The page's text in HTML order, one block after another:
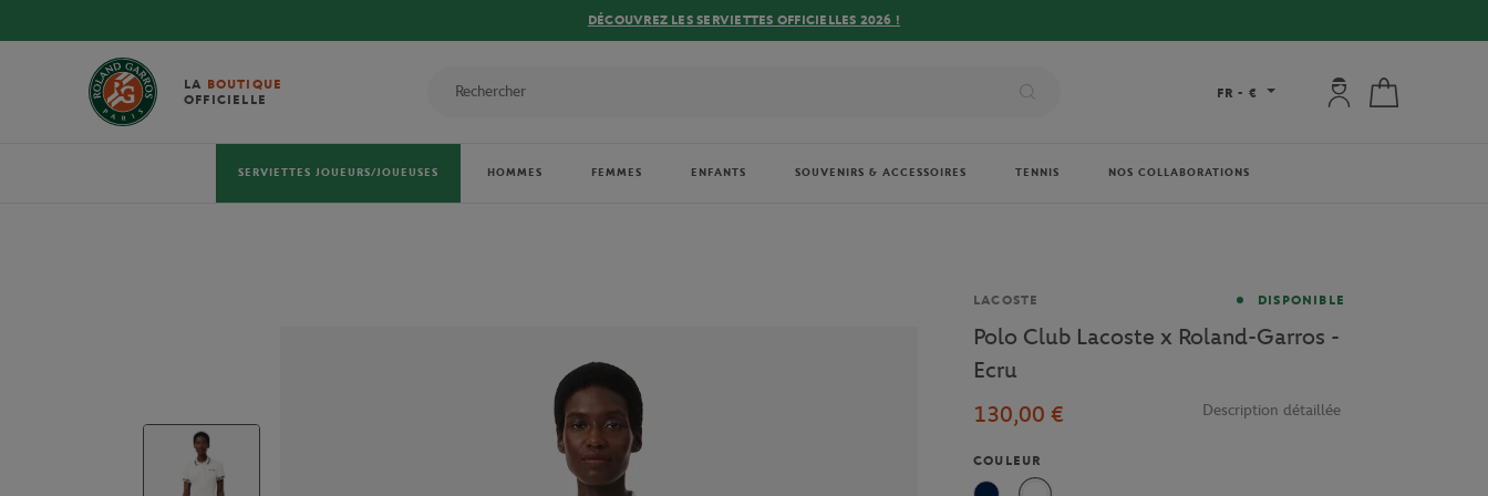
DÉCOUVREZ LES SERVIETTES OFFICIELLES 2026 !
LA BOUTIQUE
OFFICIELLE
FR - € Mon compte : se
SERVIETTES JOUEURS/JOUEUSES HOMMES FEMMES ENFANTS SOUVENIRS & ACCESSOIRES TENNIS NOS COLLABORATIONS
Marque
LACOSTE DISPONIBLE
Polo Club Lacoste x Roland-Garros -
Ecru
130,00 €
Description détaillée
COULEUR